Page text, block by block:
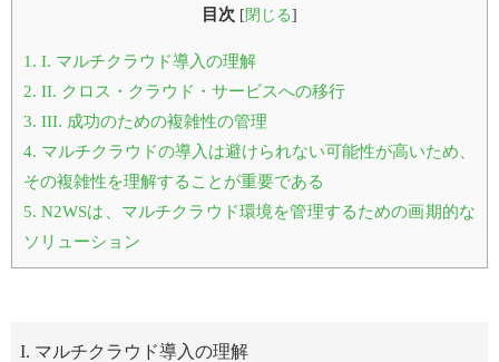
目次 [ 閉じる]
1. I. マルチクラウド導入の理解
2. II. クロス・クラウド・サービスへの移行
3. III. 成功のための複雑性の管理
4. マルチクラウドの導入は避けられない可能性が高いため、
その複雑性を理解することが重要である
5. N2WSは、マルチクラウド環境を管理するための画期的な
ソリューション
I. マルチクラウド導入の理解